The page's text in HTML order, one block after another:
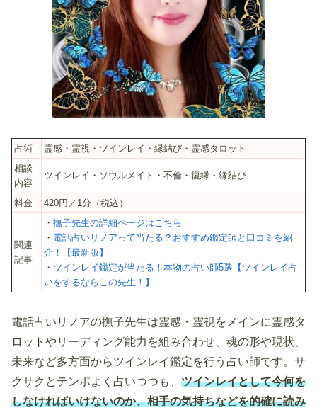
占術
霊感・霊視・ツインレイ・縁結び・霊感タロット
相談
内容
ツインレイ・ソウルメイト・不倫・復縁・縁結び
料金 420円／1分（税込）
関連
記事
・ 撫子先生の詳細ページはこちら
・ 電話占いリノアって当たる？おすすめ鑑定師と口コミを紹
介！【最新版】
・ ツインレイ鑑定が当たる！本物の占い師5選【ツインレイ占
いをするならこの先生！】
電話占いリノアの撫子先生は霊感・霊視をメインに霊感タ
ロットやリーディング能力を組み合わせ、魂の形や現状、
未来など多方面からツインレイ鑑定を行う占い師です。サ
クサクとテンポよく占いつつも、 ツインレイとして今何を
しなければいけないのか、相手の気持ちなどを的確に読み